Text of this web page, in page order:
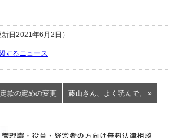
新日2021年6月2日）
するニュース
款の定めの変更 藤山さん、よく読んで。 »